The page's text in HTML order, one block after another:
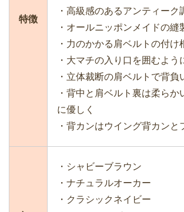
特徴
・高級感のあるアンティー
・オールニッポンメイドの縫
・力のかかる肩ベルトの付け
・大マチの入り口を囲むよ
・立体裁断の肩ベルトで背
・背中と肩ベルト裏は柔ら
に優しく
・背カンはウイング背カン
・シャビーブラウン
・ナチュラルオーカー
・クラシックネイビー